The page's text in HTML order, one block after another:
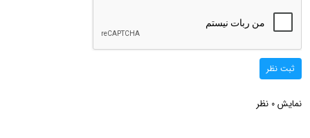
ثبت نظر
نمایش 0 نظر